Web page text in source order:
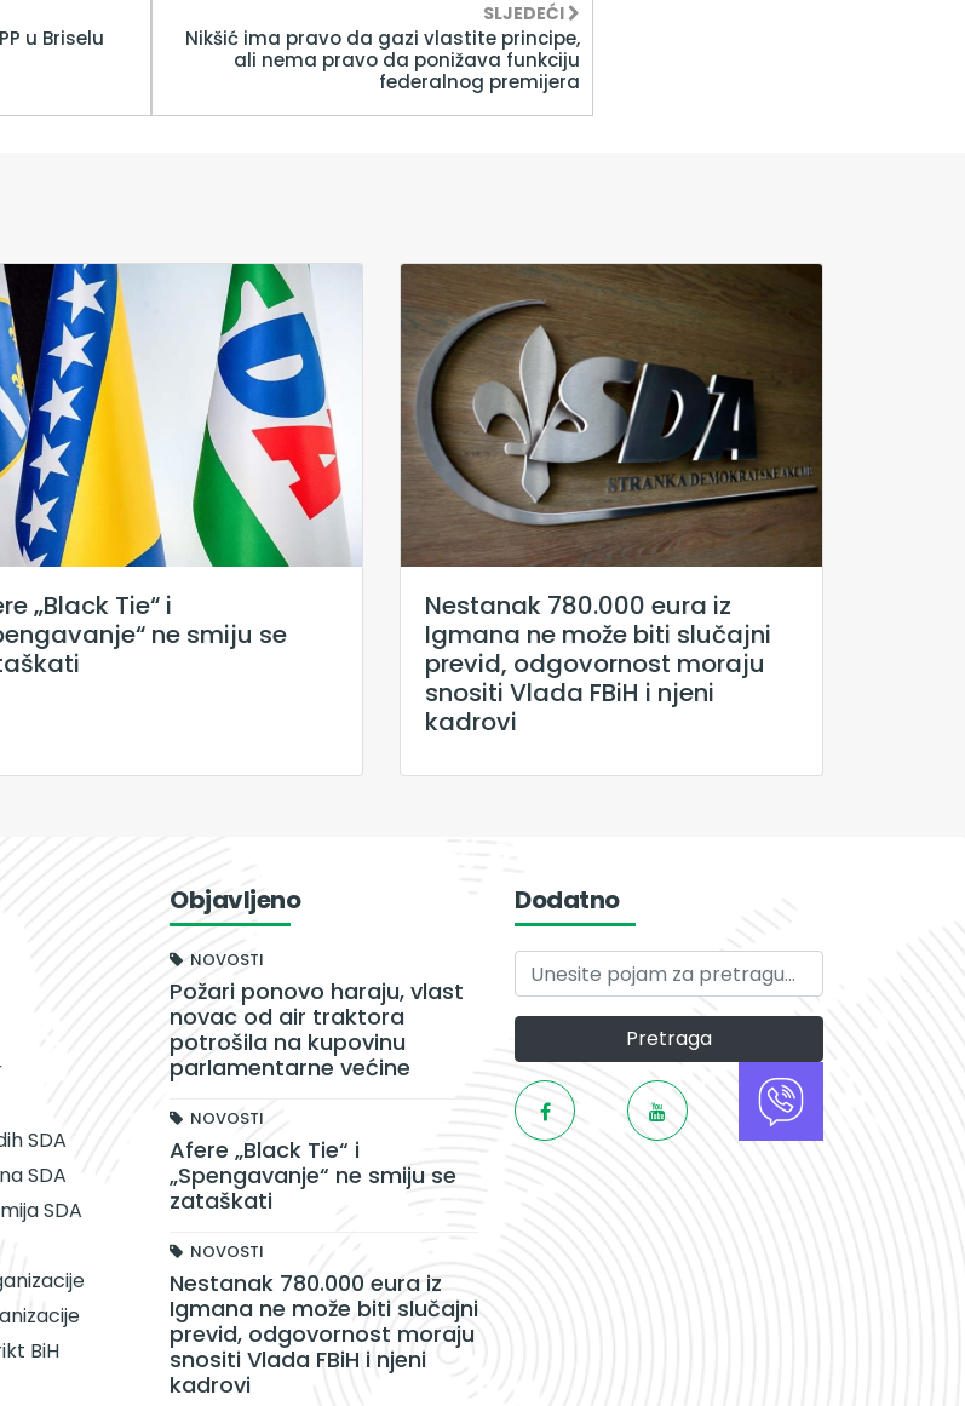
u Briselu
SLJEDEĆI
Nikšić ima pravo da gazi vlastite principe,
ali nema pravo da ponižava funkciju
federalnog premijera
„Black Tie“ i
ne smiju se
Nestanak 780.000 eura iz
Igmana ne može biti slučajni
previd, odgovornost moraju
snositi Vlada FBiH i njeni
kadrovi
SDA
SDA
SDA
BiH
Objavljeno
NOVOSTI
Požari ponovo haraju, vlast
novac od air traktora
potrošila na kupovinu
parlamentarne većine
NOVOSTI
Afere „Black Tie“ i
„Spengavanje“ ne smiju se
zataškati
NOVOSTI
Nestanak 780.000 eura iz
Igmana ne može biti slučajni
previd, odgovornost moraju
snositi Vlada FBiH i njeni
kadrovi
Dodatno
Pretraga